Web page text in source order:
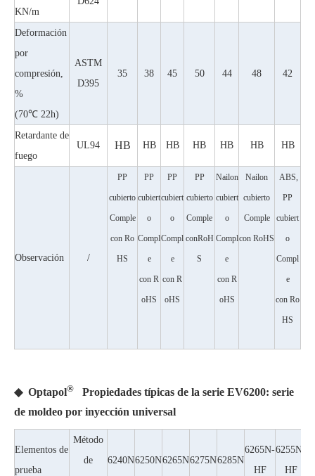
KN/m
Deformación
por
compresión,
%
(70℃ 22h)
ASTM
D395
35 38 45 50 44 48 42
Retardante de
fuego
UL94 HB HB HB HB HB HB HB
Observación /
PP
cubierto
Comple
con Ro
HS
PP
cubiert
o
Compl
e
con R
oHS
PP
cubiert
o
Compl
e
con R
oHS
PP
cubierto
Comple
conRoH
S
Nailon
cubiert
o
Compl
e
con R
oHS
Nailon
cubierto
Comple
con RoHS
ABS,
PP
cubiert
o
Compl
e
con Ro
HS
◆ Optapol®
Propiedades típicas de la serie EV6200: serie
de moldeo por inyección universal
Elementos de
prueba
Método
de
6240N6250N6265N6275N6285N
6265N-
HF
6255N-
HF